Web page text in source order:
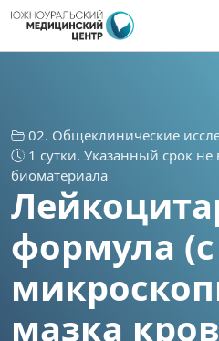
02. Общеклинические
1 сутки. Указанный срок
биоматериала
формула (с
мазка